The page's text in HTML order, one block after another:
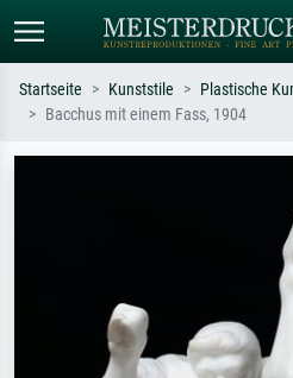
Startseite Kunststile Plastische
Bacchus mit einem Fass, 1904